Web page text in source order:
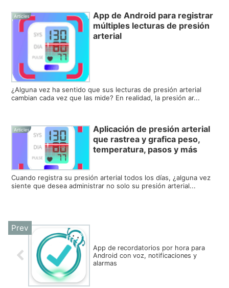
Articles
App de Android para registrar
múltiples lecturas de presión
arterial
¿Alguna vez ha sentido que sus lecturas de presión arterial
cambian cada vez que las mide? En realidad, la presión ar...
Articles
Aplicación de presión arterial
que rastrea y grafica peso,
temperatura, pasos y más
Cuando registra su presión arterial todos los días, ¿alguna vez
siente que desea administrar no solo su presión arterial...
App de recordatorios por hora para
Android con voz, notificaciones y
alarmas